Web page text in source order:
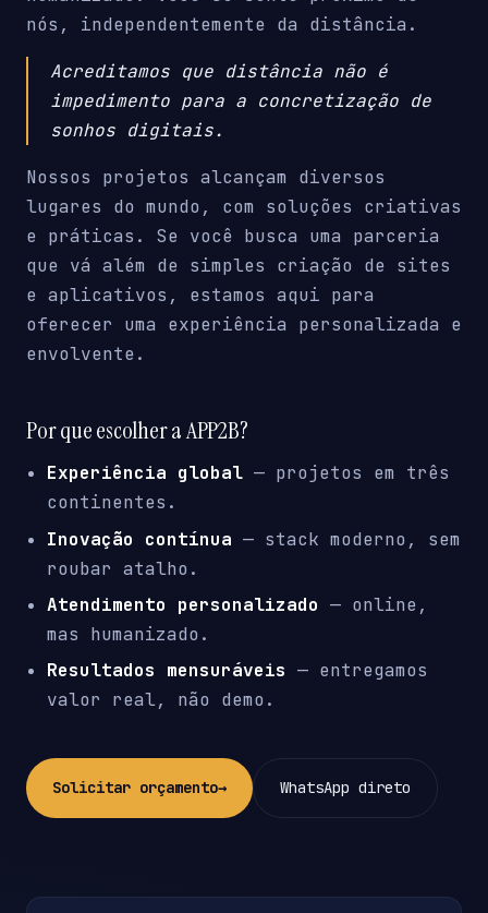
nós, independentemente da distância.
Acreditamos que distância não é
impedimento para a concretização de
sonhos digitais.
Nossos projetos alcançam diversos
lugares do mundo, com soluções criativas
e práticas. Se você busca uma parceria
que vá além de simples criação de sites
e aplicativos, estamos aqui para
oferecer uma experiência personalizada e
envolvente.
Por que escolher a APP2B?
Experiência global — projetos em três
continentes.
Inovação contínua — stack moderno, sem
roubar atalho.
Atendimento personalizado — online,
mas humanizado.
Resultados mensuráveis — entregamos
valor real, não demo.
Solicitar orçamento→ WhatsApp direto